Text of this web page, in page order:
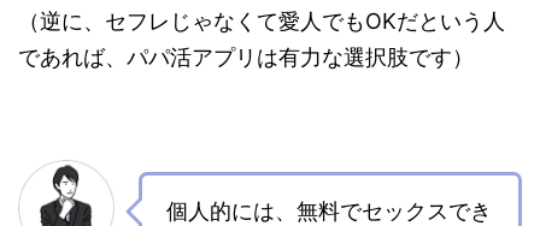
（逆に、セフレじゃなくて愛人でもOKだという人
であれば、パパ活アプリは有力な選択肢です）
個人的には、無料でセックスでき